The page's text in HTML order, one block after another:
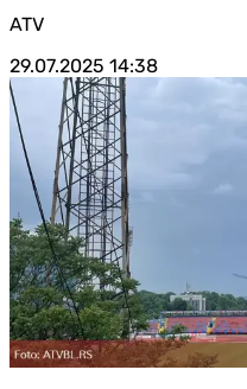
ATV
29.07.2025 14:38